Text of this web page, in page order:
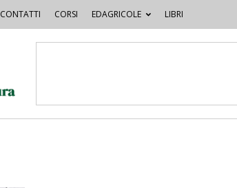
CONTATTI CORSI EDAGRICOLE LIBRI